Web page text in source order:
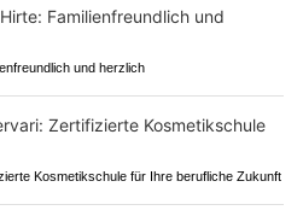
und herzlich
Kosmetikschule für Ihre berufliche Zukunft